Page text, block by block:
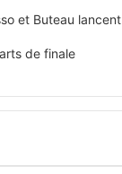
et Buteau
de finale